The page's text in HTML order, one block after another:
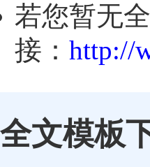
若您暂无
接： http://
全文模板